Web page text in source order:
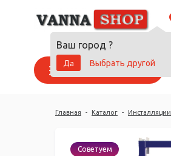
Ваш город ?
Да
Выбрать другой
Каталог товаров
Главная - Каталог - Инсталляции
Советуем